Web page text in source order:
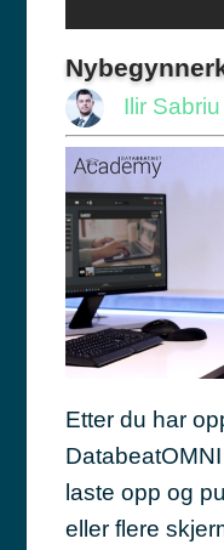
Ilir Sabriu
Etter du har
laste opp og
eller flere